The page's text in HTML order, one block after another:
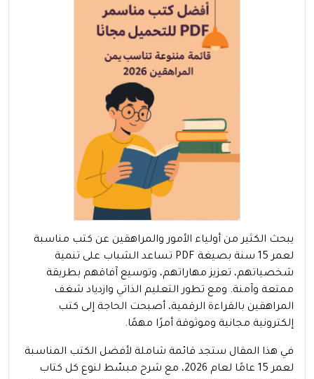
يبحث الكثير من أولياء الأمور والمراهقين عن كتب مناسبة
لعمر 15 سنة بصيغة PDF تساعد الشباب على تنمية
شخصياتهم، تعزيز مهاراتهم، وتوسيع آفاقهم بطريقة
ممتعة وآمنة. ومع تطور التعليم الذاتي وازدياد شغف
المراهقين بالقراءة الرقمية، أصبحت الحاجة إلى كتب
إلكترونية مجانية وموثوقة أمرًا مهمًا.
في هذا المقال ستجد قائمة شاملة لأفضل الكتب المناسبة
لعمر 15 عامًا لعام 2026، مع شرح مبسّط لنوع كل كتاب